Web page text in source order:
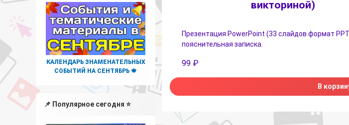
викториной)
Презентация PowerPoint (33 слайдов формат
пояснительная записка.
99 ₽
В
КАЛЕНДАРЬ ЗНАМЕНАТЕЛЬНЫХ
СОБЫТИЙ НА СЕНТЯБРЬ 🍁
📌 Популярное сегодня ⭐